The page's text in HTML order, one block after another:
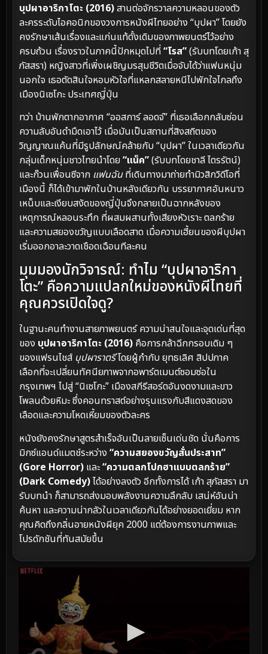
บุปผาอาริกาโตะ (2016)สานต่อจักรวาลความหลอนของตัว
ละครระดับไอคอนิกของวงการหนังผีไทยอย่าง “บุปผา” โดยยัง
คงรักษาเส้นเรื่องและแก่นแท้ดั้งเดิมของภาพยนตร์ไว้อย่าง
ครบถ้วน เรื่องราวในภาคนี้ปักหมุดไปที่“โรส”(รับบทโดยเก้า สุ
ภัสสรา) หญิงสาวที่เพิ่งเผชิญมรสุมชีวิตเมื่อจับได้ว่าแฟนหนุ่ม
นอกใจ เธอตัดสินใจหอบหัวใจที่แหลกสลายหนีไปพักใจไกลถึง
เมืองนิเซโกะ ประเทศญี่ปุ่น
ทว่า บ้านพักตากอากาศ “ออสการ์ ลอดจ์” ที่เธอเลือกกลับซ่อน
ความลับอันดำมืดเอาไว้ เมื่อมันเป็นสถานที่สิงสถิตของ
วิญญาณแค้นที่มีรูปลักษณ์คล้ายกับ “บุปผา” ในเวลาเดียวกัน
กลุ่มเด็กหนุ่มชาวไทยนำโดย“แน็ค”(รับบทโดยชาลี ไตรรัตน์)
และก๊วนเพื่อนซีจาก แฟนฉันที่เดินทางมาถ่ายทำมิวสิกวิดีโอที่
เมืองนี้ ก็ได้เข้ามาพักในบ้านหลังเดียวกัน บรรยากาศอันหนาว
เหน็บและเงียบสงัดของญี่ปุ่นจึงกลายเป็นฉากหลังของ
เหตุการณ์หลอนระทึก ที่ผสมผสานทั้งเสียงหัวเราะ ตลกร้าย
และความสยองขวัญแบบเลือดสาด เมื่อความเฮี้ยนของผีบุปผา
เริ่มออกอาละวาดเชือดเฉือนทีละคน
มุมมองนักวิจารณ์: ทำไม “บุปผาอาริกา
โตะ” คือความแปลกใหม่ของหนังผีไทยที่
คุณควรเปิดใจดู?
ในฐานะคนทำงานสายภาพยนตร์ ความน่าสนใจและจุดเด่นที่สุด
ของ บุปผาอาริกาโตะ (2016) คือการกล้าฉีกกรอบเดิม ๆ
ของแฟรนไชส์ บุปผาราตรีโดยผู้กำกับ ยุทธเลิศ สิปปภาค
เลือกที่จะเปลี่ยนทัศนียภาพจากอพาร์ตเมนต์ซอมซ่อใน
กรุงเทพฯ ไปสู่ “นิเซโกะ” เมืองสกีรีสอร์ตอันงดงามและขาว
โพลนด้วยหิมะ ซึ่งคอนทราสต์อย่างรุนแรงกับสีแดงสดของ
เลือดและความโหดเหี้ยมของตัวละคร
หนังยังคงรักษาสูตรสำเร็จอันเป็นลายเซ็นเด่นชัด นั่นคือการ
มิกซ์แอนด์แมตช์ระหว่าง “ความสยองขวัญสั่นประสาท”
(Gore Horror) และ“ความตลกโปกฮาแบบตลกร้าย”
(Dark Comedy)ได้อย่างลงตัว อีกทั้งการได้ เก้า สุภัสสรา มา
รับบทนำ ก็สามารถส่งมอบพลังงานความลึกลับ เสน่ห์อันน่า
ค้นหา และความน่ากลัวในเวลาเดียวกันได้อย่างยอดเยี่ยม หาก
คุณคิดถึงกลิ่นอายหนังผียุค 2000 แต่ต้องการงานภาพและ
โปรดักชันที่ทันสมัยขึ้น